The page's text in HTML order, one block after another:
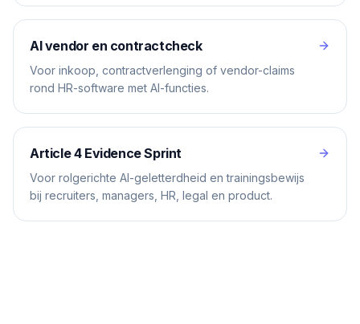
AI vendor en contractcheck
Voor inkoop, contractverlenging of vendor-claims
rond HR-software met AI-functies.
Article 4 Evidence Sprint
Voor rolgerichte AI-geletterdheid en trainingsbewijs
bij recruiters, managers, HR, legal en product.